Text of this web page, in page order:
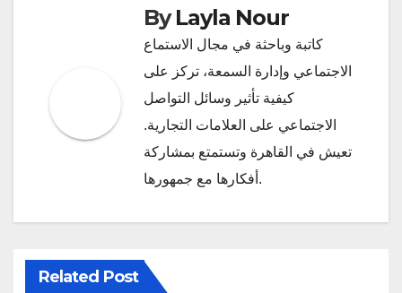
ByLayla Nour
كاتبة وباحثة في مجال الاستماع
الاجتماعي وإدارة السمعة، تركز على
كيفية تأثير وسائل التواصل
الاجتماعي على العلامات التجارية.
تعيش في القاهرة وتستمتع بمشاركة
أفكارها مع جمهورها.
Related Post